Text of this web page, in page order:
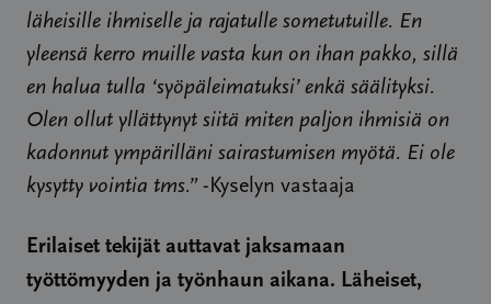
läheisille ihmiselle ja rajatulle sometutuille. En
yleensä kerro muille vasta kun on ihan pakko, sillä
en halua tulla ‘syöpäleimatuksi’ enkä säälityksi.
Olen ollut yllättynyt siitä miten paljon ihmisiä on
kadonnut ympärilläni sairastumisen myötä. Ei ole
kysytty vointia tms.” -Kyselyn vastaaja
Erilaiset tekijät auttavat jaksamaan
työttömyyden ja työnhaun aikana. Läheiset,